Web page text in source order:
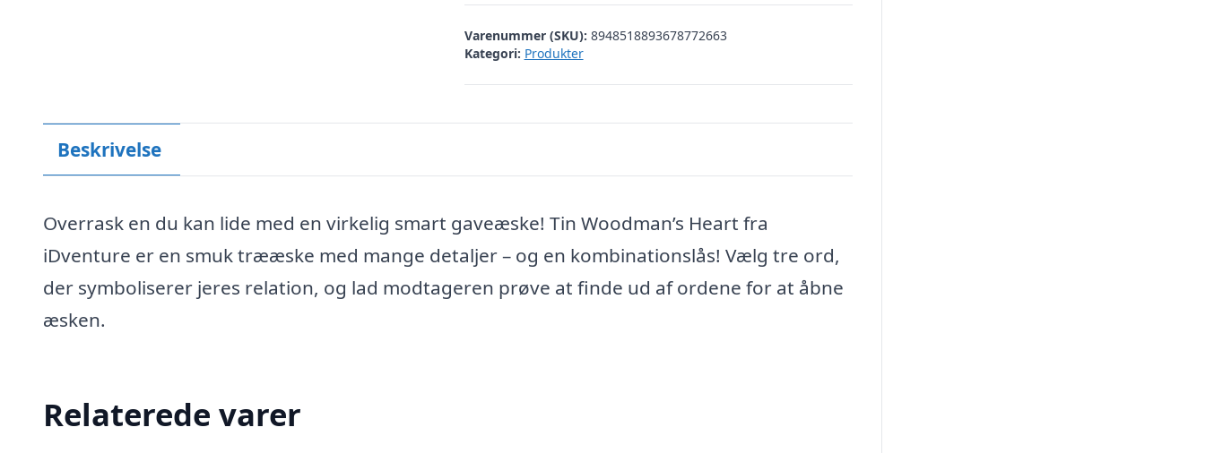
Varenummer (SKU): 8948518893678772663
Kategori: Produkter
Beskrivelse
Overrask en du kan lide med en virkelig smart gaveæske! Tin Woodman’s Heart fra
iDventure er en smuk trææske med mange detaljer – og en kombinationslås! Vælg tre ord,
der symboliserer jeres relation, og lad modtageren prøve at finde ud af ordene for at åbne
æsken.
Relaterede varer